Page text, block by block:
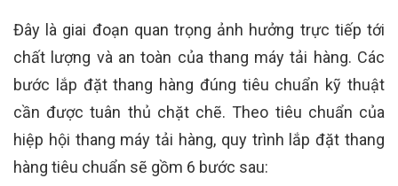
Đây là giai đoạn quan trọng ảnh hưởng trực tiếp tới
chất lượng và an toàn của thang máy tải hàng. Các
bước lắp đặt thang hàng đúng tiêu chuẩn kỹ thuật
cần được tuân thủ chặt chẽ. Theo tiêu chuẩn của
hiệp hội thang máy tải hàng, quy trình lắp đặt thang
hàng tiêu chuẩn sẽ gồm 6 bước sau: